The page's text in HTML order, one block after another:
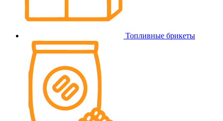
Топливные брикеты